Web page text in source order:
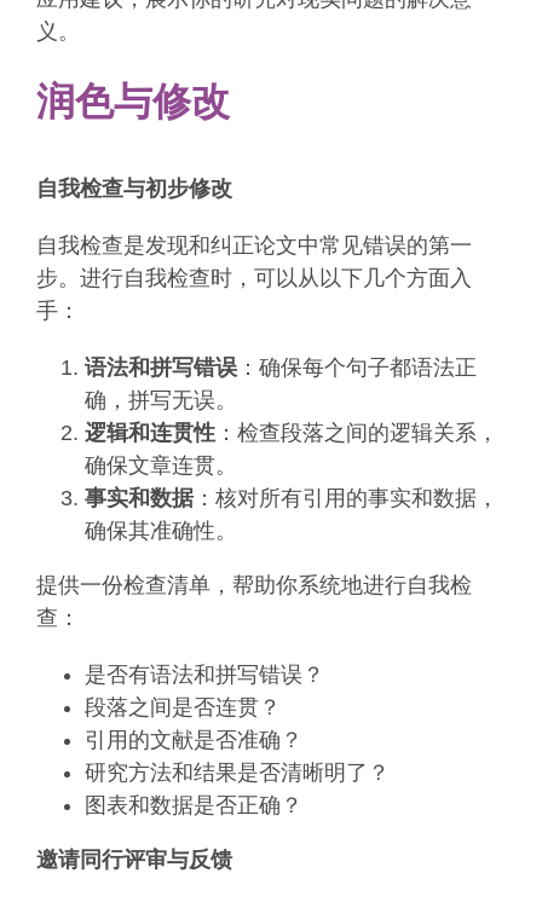
义。
润色与修改
自我检查与初步修改
自我检查是发现和纠正论文中常见错误的第一
步。进行自我检查时，可以从以下几个方面入
手：
语法和拼写错误 ：确保每个句子都语法正
确，拼写无误。
逻辑和连贯性 ：检查段落之间的逻辑关系，
确保文章连贯。
事实和数据：核对所有引用的事实和数据，
确保其准确性。
提供一份检查清单，帮助你系统地进行自我检
查：
是否有语法和拼写错误？
段落之间是否连贯？
引用的文献是否准确？
研究方法和结果是否清晰明了？
图表和数据是否正确？
邀请同行评审与反馈